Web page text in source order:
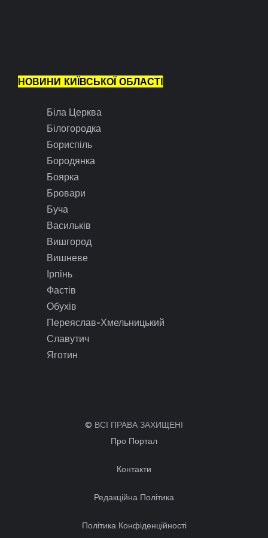
НОВИНИ КИЇВСЬКОЇ ОБЛАСТІ
Біла Церква
Білогородка
Бориспіль
Бородянка
Боярка
Бровари
Буча
Васильків
Вишгород
Вишневе
Ірпінь
Фастів
Обухів
Переяслав-Хмельницький
Славутич
Яготин
© ВСІ ПРАВА ЗАХИЩЕНІ
Про Портал
Контакти
Редакційна Політика
Політика Конфіденційності